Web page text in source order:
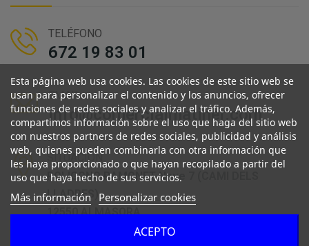
TELÉFONO
672 19 83 01
EMAIL
info@comercialmatiner.com
SITUACIÓN
POLIGONO RAMONET Nave 7 (CAMI DELS
LLADRES)
12550 ALMASORA
Esta página web usa cookies. Las cookies de este sitio web se
usan para personalizar el contenido y los anuncios, ofrecer
funciones de redes sociales y analizar el tráfico. Además,
compartimos información sobre el uso que haga del sitio web
con nuestros partners de redes sociales, publicidad y análisis
web, quienes pueden combinarla con otra información que
les haya proporcionado o que hayan recopilado a partir del
uso que haya hecho de sus servicios.
Más información Personalizar cookies
ACEPTO